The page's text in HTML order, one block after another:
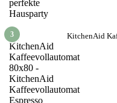
3 KitchenAid